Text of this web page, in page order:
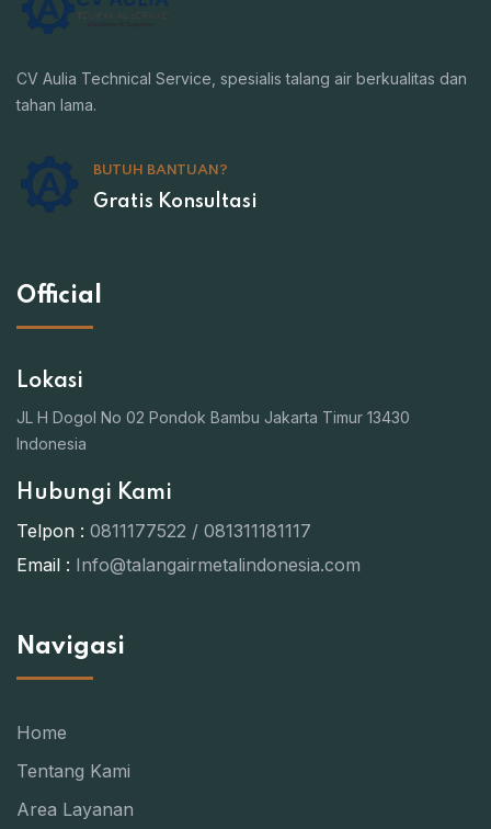
CV Aulia Technical Service, spesialis talang air berkualitas dan
tahan lama.
BUTUH BANTUAN?
Gratis Konsultasi
Official
Lokasi
JL H Dogol No 02 Pondok Bambu Jakarta Timur 13430
Indonesia
Hubungi Kami
Telpon : 0811177522 / 081311181117
Email : Info@talangairmetalindonesia.com
Navigasi
Home
Tentang Kami
Area Layanan